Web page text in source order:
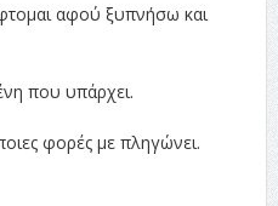
αφού ξυπνήσω και
που υπάρχει.
φορές με πληγώνει.